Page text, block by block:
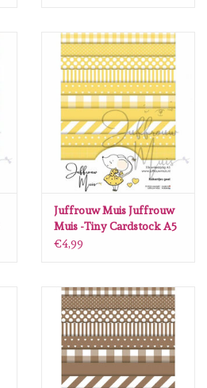
Juffrouw Muis Juffrouw
Muis -Tiny Cardstock A5
- Kuikentjes geel
€4,99